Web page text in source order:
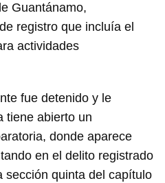
Guantánamo,
registro que incluía el
actividades
fue detenido y le
tiene abierto un
donde aparece
en el delito registrado
sección quinta del capítulo